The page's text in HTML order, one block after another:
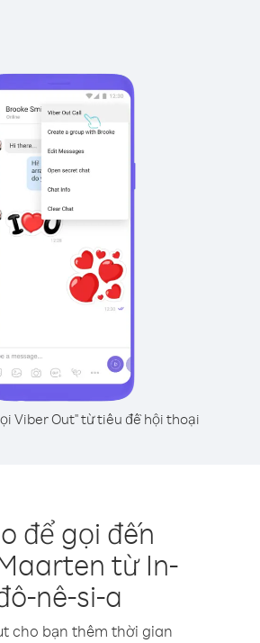
Viber Out" từ tiêu đề hội thoại
để gọi đến
từ In-
nê-si-a
cho bạn thêm thời gian